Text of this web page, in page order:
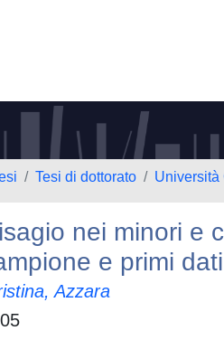
Tesi di dottorato Università
nei minori e
e primi
Azzara